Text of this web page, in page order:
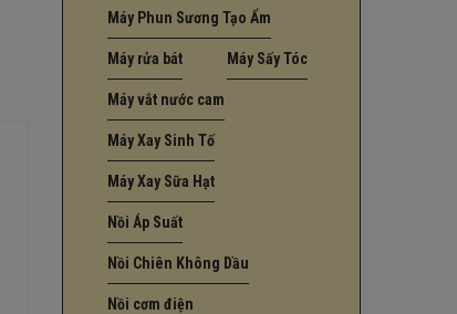
Máy Phun Sương Tạo Ẩm
Máy rửa bát Máy Sấy Tóc
Máy vắt nước cam
Máy Xay Sinh Tố
Máy Xay Sữa Hạt
Nồi Áp Suất
Nồi Chiên Không Dầu
Nồi cơm điện